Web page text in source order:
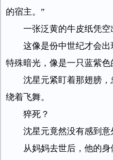
的宿主。”
一张泛黄的牛皮纸凭空
这像是份中世纪才会
特殊暗光，像是一只蓝紫色
沈星元紧盯着那翅膀
绕着飞舞。
猝死？
沈星元竟然没有感到意
从妈妈去世后，他的